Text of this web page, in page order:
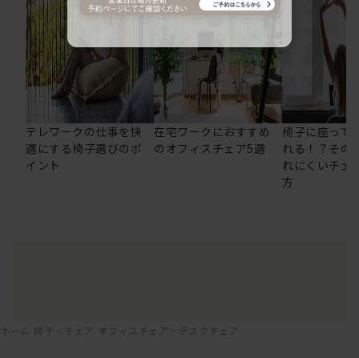
テレワークの仕事を快
適にする椅子選びのポ
イント
在宅ワークにおすすめ
のオフィスチェア5選
椅子に座って
れる！？その
れにくいチェ
方
ホーム 椅子・チェア オフィスチェア・デスクチェア